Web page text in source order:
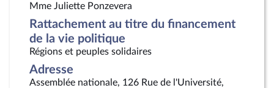
Mme Juliette Ponzevera
Rattachement au titre du financement
de la vie politique
Régions et peuples solidaires
Adresse
Assemblée nationale, 126 Rue de l'Université,